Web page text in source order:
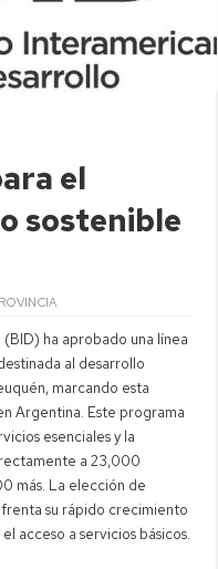
el
sostenible
ha aprobado una línea
al desarrollo
marcando esta
Argentina. Este programa
esenciales y la
a 23,000
más. La elección de
su rápido crecimiento
acceso a servicios básicos.